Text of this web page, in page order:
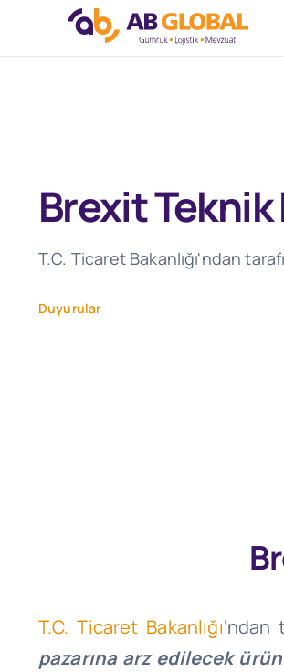
Brexit Teknik
T.C. Ticaret Bakanlığı'ndan
Duyurular
T.C. Ticaret Bakanlığı
pazarına arz edilecek